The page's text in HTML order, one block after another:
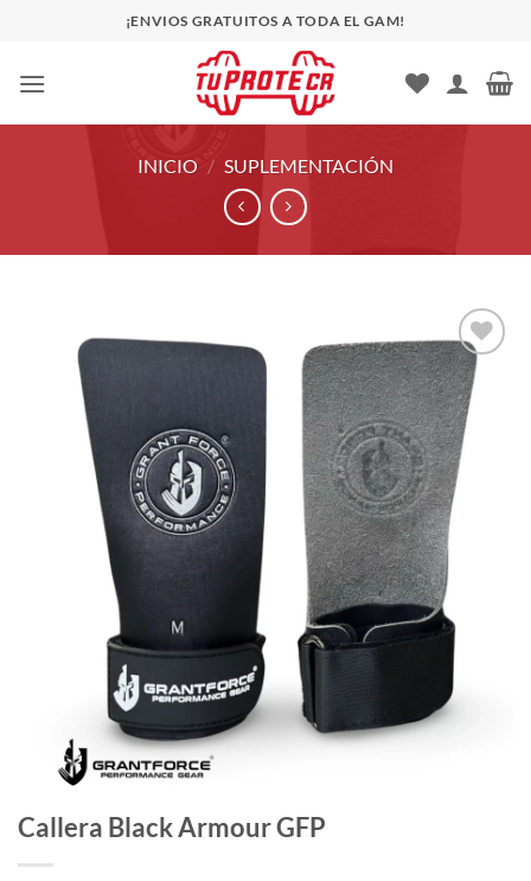
contenido
¡ENVIOS GRATUITOS A TODA EL GAM!
INICIO / SUPLEMENTACIÓN
Añadir
a la
lista
deseos
Callera Black Armour GFP